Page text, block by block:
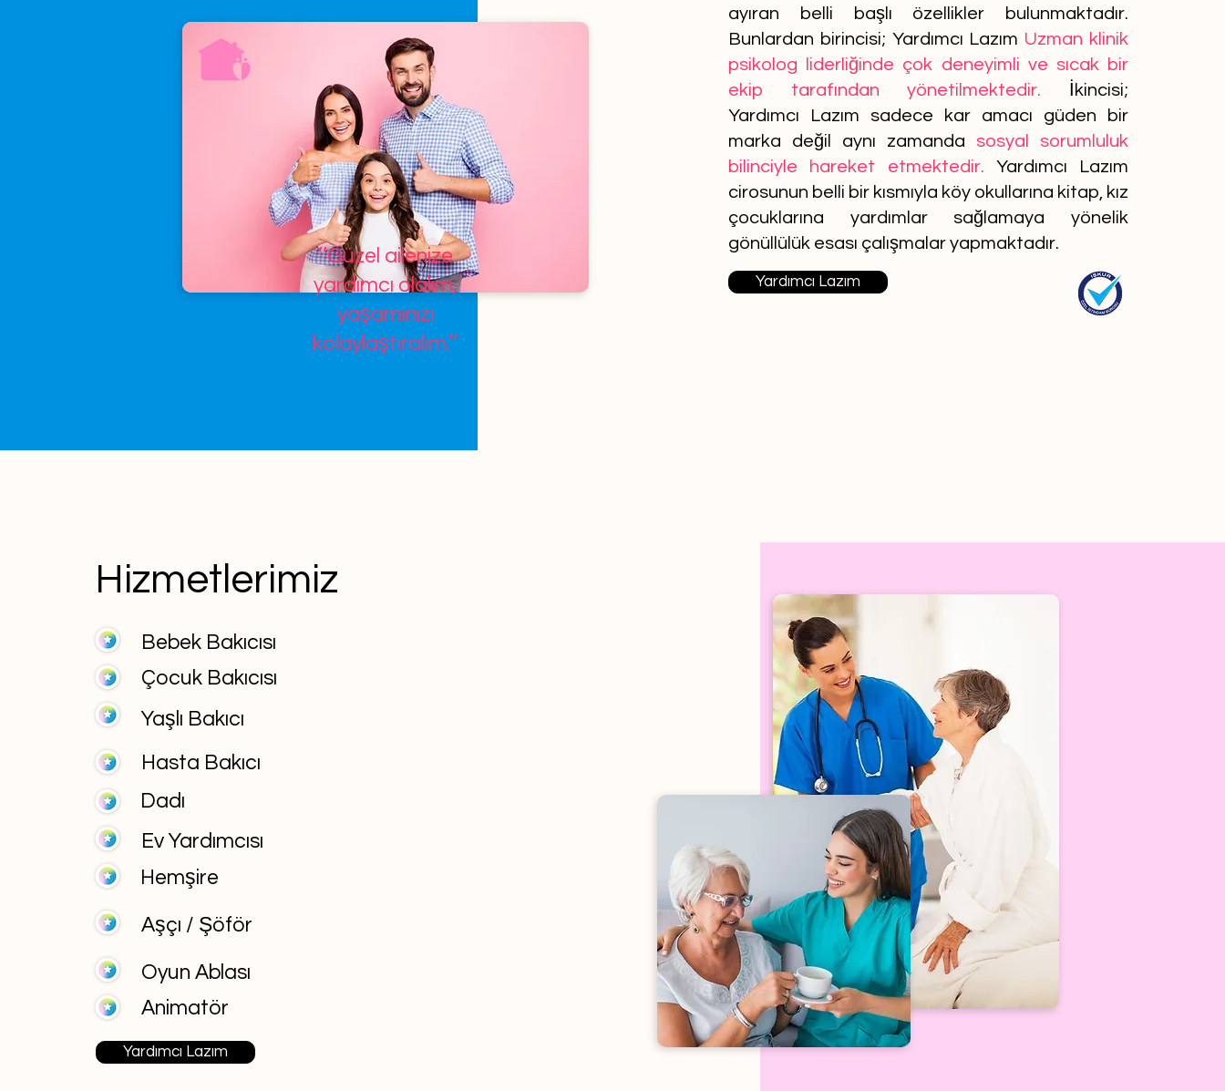
’’Güzel ailenize
yardımcı olalım,
yaşamınızı
kolaylaştıralım.’’
ayıran belli başlı özellikler bulunmaktadır.
Bunlardan birincisi; Yardımcı Lazım Uzman klinik
psikolog liderliğinde çok deneyimli ve sıcak bir
ekip tarafından yönetilmektedir.
İkincisi;
Yardımcı Lazım sadece kar amacı güden bir
marka değil aynı zamanda sosyal sorumluluk
bilinciyle hareket etmektedir. Yardımcı Lazım
cirosunun belli bir kısmıyla köy okullarına kitap, kız
çocuklarına yardımlar sağlamaya yönelik
gönüllülük esası çalışmalar yapmaktadır.
Yardımcı Lazım
Hizmetlerimiz
Bebek Bakıcısı
Çocuk Bakıcısı
Yaşlı Bakıcı
Hasta Bakıcı
Dadı
Ev Yardımcısı
Hemşire
Aşçı / Şöför
Oyun Ablası
Animatör
Yardımcı Lazım